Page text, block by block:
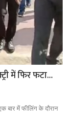
में फिर फटा...
बार में फीलिंग के दौरान